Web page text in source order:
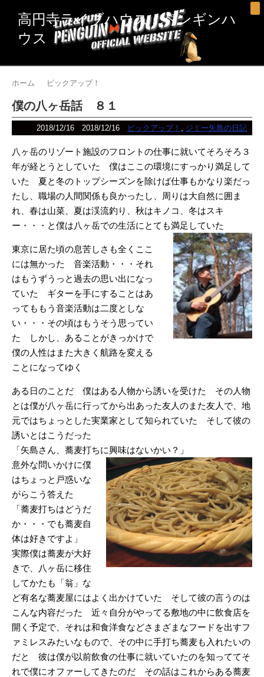
高円寺ライブハウス ペンギンハ
ウス
ホーム ピックアップ！
僕の八ヶ岳話 ８１
2018/12/16 2018/12/16 ピックアップ！ , ジミー矢島の日記
八ヶ岳のリゾート施設のフロントの仕事に就いてそろそろ３
年が経とうとしていた 僕はここの環境にすっかり満足して
いた 夏と冬のトップシーズンを除けば仕事もかなり楽だっ
たし、職場の人間関係も良かったし、周りは大自然に囲ま
れ、春は山菜、夏は渓流釣り、秋はキノコ、冬はスキ
ー・・・と僕は八ヶ岳での生活にとても満足していた
東京に居た頃の息苦しさも全くここ
には無かった 音楽活動・・・それ
はもうずうっと過去の思い出になっ
ていた ギターを手にすることはあ
ってももう音楽活動は二度としな
い・・・その頃はもうそう思ってい
た しかし、あることがきっかけで
僕の人性はまた大きく航路を変える
ことになってゆく
ある日のことだ 僕はある人物から誘いを受けた その人物
とは僕が八ヶ岳に行ってから出あった友人のまた友人で、地
元ではちょっとした実業家として知られていた そして彼の
誘いとはこうだった
「矢島さん、蕎麦打ちに興味はないかい？」
意外な問いかけに僕
はちょっと戸惑いな
がらこう答えた
「蕎麦打ちはどうだ
か・・・でも蕎麦自
体は好きですよ」
実際僕は蕎麦が大好
きで、八ヶ岳に移住
してかたも「翁」な
ど有名な蕎麦屋にはよく出かけていた そして彼の言うのは
こんな内容だった 近々自分がやってる敷地の中に飲食店を
開く予定で、それは和食洋食などさまざまなフードを出すフ
ァミレスみたいなもので、その中に手打ち蕎麦も入れたいの
だと 彼は僕が以前飲食の仕事に就いていたのを知っててそ
れで僕にオファーしてきたのだ その話はこれからある蕎麦